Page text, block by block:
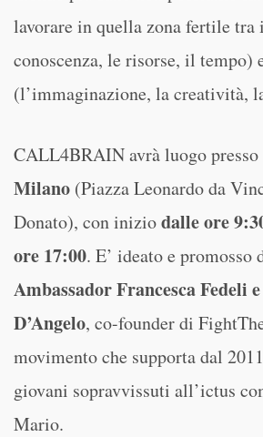
lavorare in quella zona fertile
conoscenza, le risorse, il
(l’immaginazione, la creatività,
CALL4BRAIN avrà luogo
Milano (Piazza Leonardo da
Donato), con iniziodalle ore
ore 17:00. E’ ideato e promosso
AmbassadorFrancesca Fedeli
D’Angelo, co-founder di
movimento che supporta dal
giovani sopravvissuti all’ictus
Mario.